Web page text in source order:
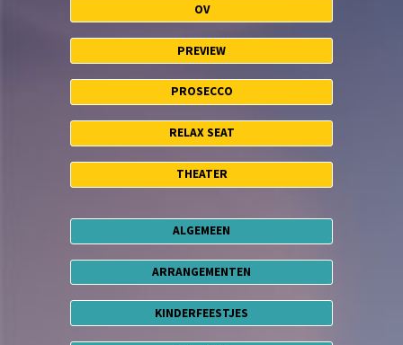
OV
PREVIEW
PROSECCO
RELAX SEAT
THEATER
ALGEMEEN
ARRANGEMENTEN
KINDERFEESTJES